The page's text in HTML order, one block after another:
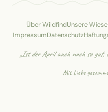
Über WildfindUnsere Wiese
ImpressumDatenschutz
„Ist der April auch noch so gut,
Mit Liebe